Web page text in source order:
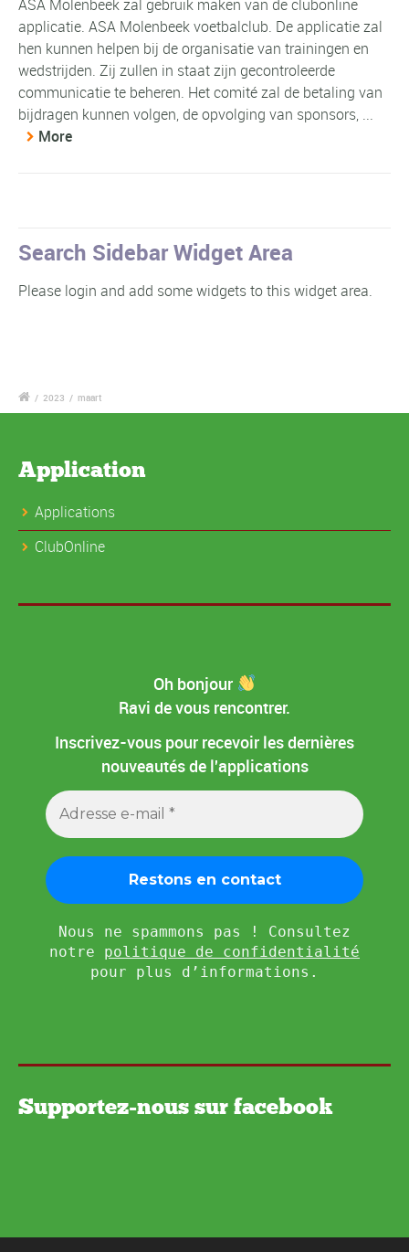
ASA Molenbeek zal gebruik maken van de clubonline
applicatie. ASA Molenbeek voetbalclub. De applicatie zal
hen kunnen helpen bij de organisatie van trainingen en
wedstrijden. Zij zullen in staat zijn gecontroleerde
communicatie te beheren. Het comité zal de betaling van
bijdragen kunnen volgen, de opvolging van sponsors, ...
More
Search Sidebar Widget Area
Please login and add some widgets to this widget area.
/ 2023 / maart
Application
Applications
ClubOnline
Oh bonjour
Ravi de vous rencontrer.
Inscrivez-vous pour recevoir les dernières
nouveautés de l'applications
Nous ne spammons pas ! Consultez
notre politique de confidentialité
pour plus d’informations.
Supportez-nous sur facebook